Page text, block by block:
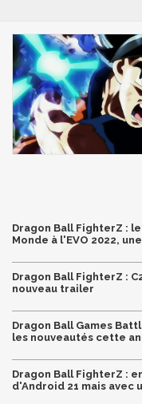
Dragon Ball FighterZ :
Monde à l'EVO 2022,
Dragon Ball FighterZ :
nouveau trailer
Dragon Ball Games
les nouveautés cette
Dragon Ball FighterZ :
d'Android 21 mais avec